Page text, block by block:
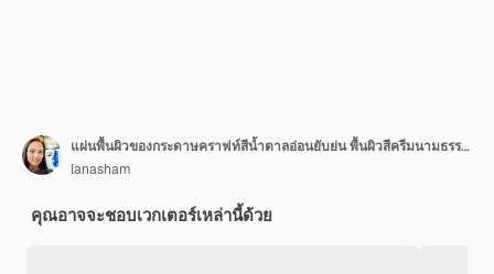
แผ่นพื้นผิวของกระดาษคราฟท์สีน้ำตาลอ่อนยับย่น พื้นผิวสีครีมนามธรรม พื้นหลังกระดาษเก่า สีเบจเก่า
lanasham
คุณอาจจะชอบเวกเตอร์เหล่านี้ด้วย